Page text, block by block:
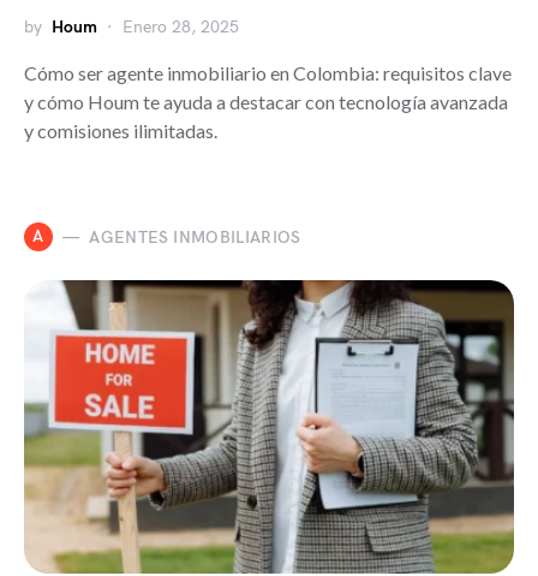
by Houm Enero 28, 2025
Cómo ser agente inmobiliario en Colombia: requisitos clave
y cómo Houm te ayuda a destacar con tecnología avanzada
y comisiones ilimitadas.
A AGENTES INMOBILIARIOS